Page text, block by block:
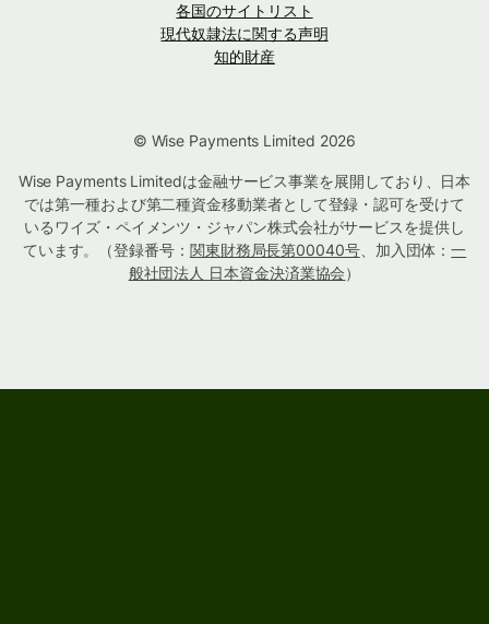
各国のサイトリスト
現代奴隷法に関する声明
知的財産
© Wise Payments Limited 2026
Wise Payments Limitedは金融サービス事業を展開しており、日本
では第一種および第二種資金移動業者として登録・認可を受けて
いるワイズ・ペイメンツ・ジャパン株式会社がサービスを提供し
ています。（登録番号： 関東財務局長第00040号、加入団体：一
般社団法人 日本資金決済業協会）